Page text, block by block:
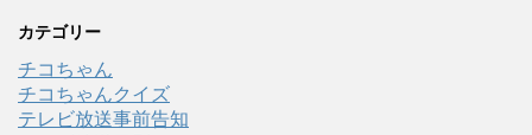
カテゴリー
チコちゃん
チコちゃんクイズ
テレビ放送事前告知